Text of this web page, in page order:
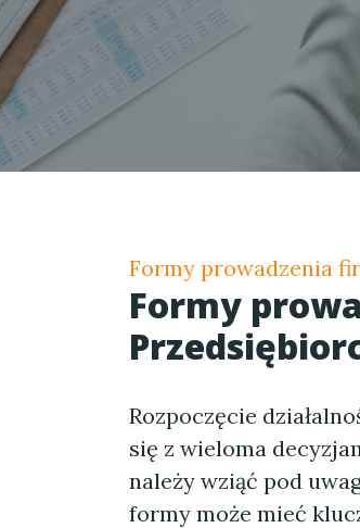
Formy prowadzenia
Formy
Rozpoczęcie
się z wieloma
należy wziąć pod
formy może mieć